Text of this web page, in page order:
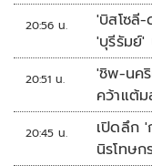
20:56 น.
'บิสโซลี-
'บุรีรัมย์'
นัดรวด
20:51 น.
'ชิพ-นค
คว้าแต้
20:45 น.
เปิดลึก
นิรโทษก